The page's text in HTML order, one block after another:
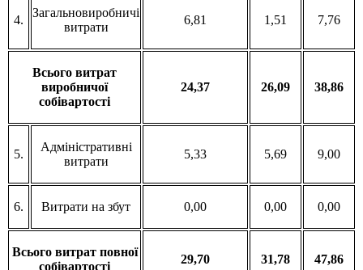
4.
Загальновиробничі
витрати
6,81 1,51 7,76
Всього витрат
виробничої
собівартості
24,37 26,09 38,86
5.
Адміністративні
витрати
5,33 5,69 9,00
6. Витрати на збут 0,00 0,00 0,00
Всього витрат повної
собівартості
29,70 31,78 47,86